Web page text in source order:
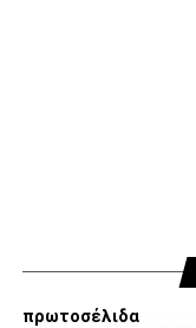
πρωτοσέλιδα